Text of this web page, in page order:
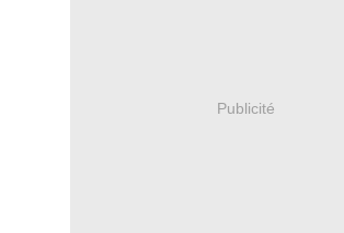
Publicité